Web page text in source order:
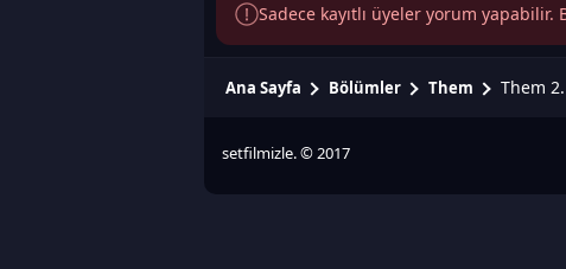
Sadece kayıtlı üyeler yorum
Ana Sayfa Bölümler Them Them
setfilmizle. © 2017